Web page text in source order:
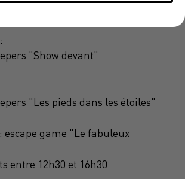
"Show devant"
"Les pieds dans les étoiles"
escape game "Le fabuleux
entre 12h30 et 16h30